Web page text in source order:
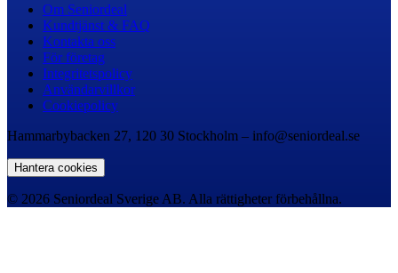
Om Seniordeal
Kundtjänst & FAQ
Kontakta oss
För företag
Integritetspolicy
Användarvillkor
Cookiepolicy
Hammarbybacken 27, 120 30 Stockholm – info@seniordeal.se
Hantera cookies
© 2026 Seniordeal Sverige AB. Alla rättigheter förbehållna.